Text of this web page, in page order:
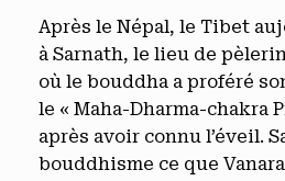
Après le Népal, le Tibet
à Sarnath, le lieu de
où le bouddha a proféré
le « Maha-Dharma-chakra
après avoir connu l’éveil.
bouddhisme ce que